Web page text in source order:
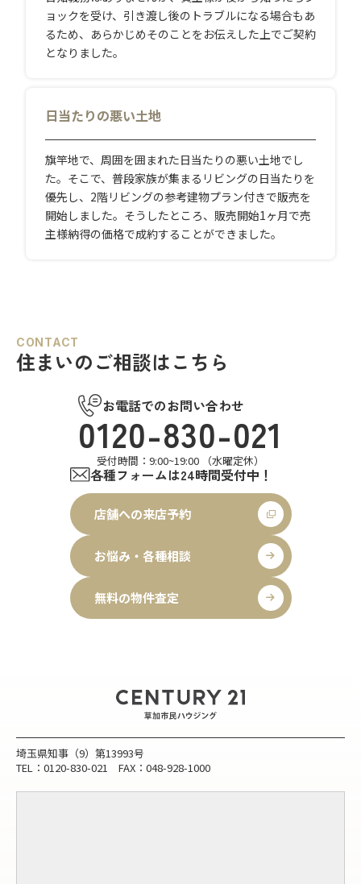
ョックを受け、引き渡し後のトラブルになる場合もあ
るため、あらかじめそのことをお伝えした上でご契約
となりました。
日当たりの悪い土地
旗竿地で、周囲を囲まれた日当たりの悪い土地でし
た。そこで、普段家族が集まるリビングの日当たりを
優先し、2階リビングの参考建物プラン付きで販売を
開始しました。そうしたところ、販売開始1ヶ月で売
主様納得の価格で成約することができました。
CONTACT
住まいのご相談はこちら
お電話でのお問い合わせ
0120-830-021
受付時間：9:00~19:00 （水曜定休）
各種フォームは24時間受付中！
店舗への来店予約
お悩み・各種相談
無料の物件査定
埼玉県知事（9）第13993号
TEL：0120-830-021 FAX：048-928-1000